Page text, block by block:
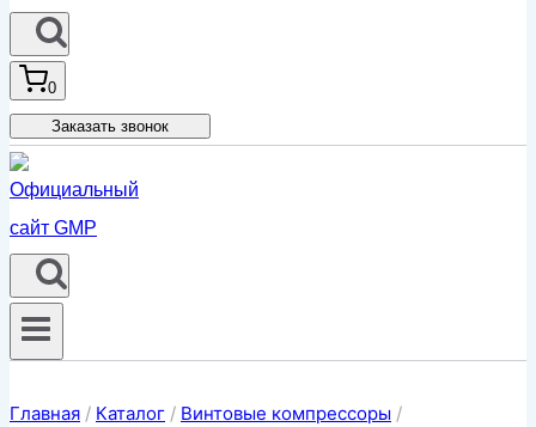
0
Заказать звонок
Главная / Каталог / Винтовые компрессоры /